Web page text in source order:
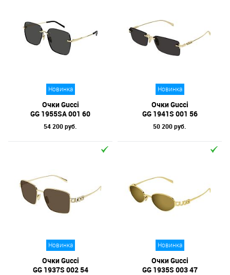
Новинка
Очки Gucci
GG 1955SA 001 60
54 200 руб.
Новинка
Очки Gucci
GG 1941S 001 56
50 200 руб.
Новинка
Очки Gucci
GG 1937S 002 54
Новинка
Очки Gucci
GG 1935S 003 47